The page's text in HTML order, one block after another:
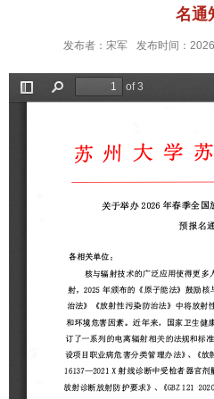
名通
发布者：宋军 发布时间：